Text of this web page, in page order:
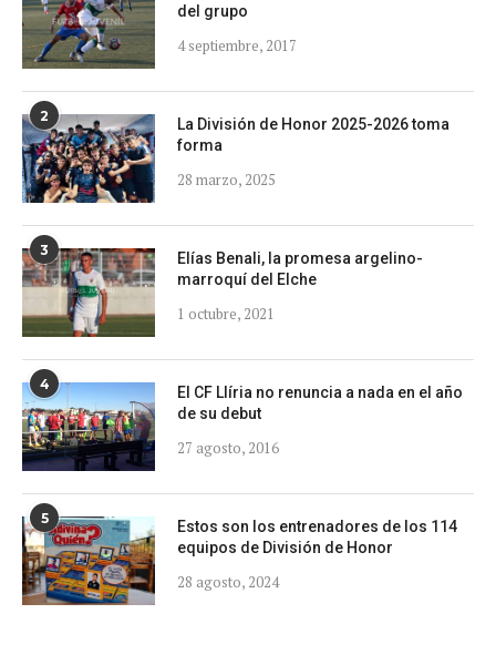
del grupo
4 septiembre, 2017
2
La División de Honor 2025-2026 toma
forma
28 marzo, 2025
3
Elías Benali, la promesa argelino-
marroquí del Elche
1 octubre, 2021
4
El CF Llíria no renuncia a nada en el año
de su debut
27 agosto, 2016
5
Estos son los entrenadores de los 114
equipos de División de Honor
28 agosto, 2024